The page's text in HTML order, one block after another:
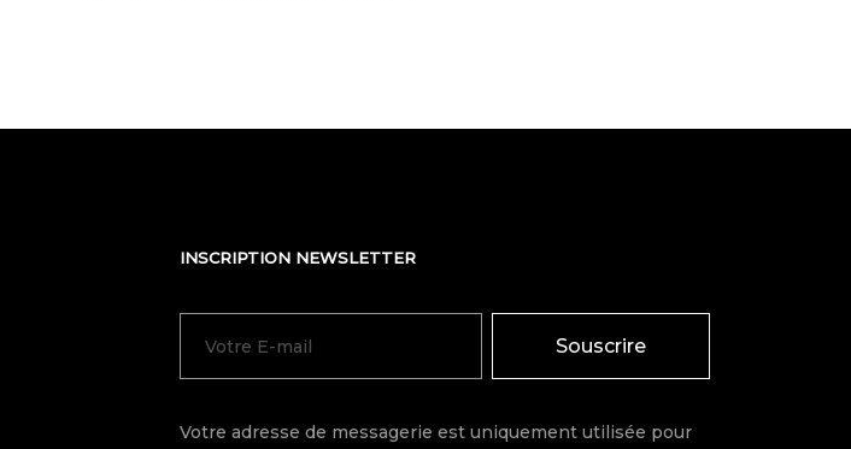
INSCRIPTION NEWSLETTER
Souscrire
Votre adresse de messagerie est uniquement utilisée pour